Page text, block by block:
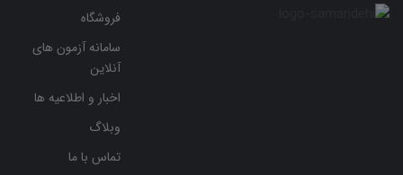
فروشگاه
سامانه آزمون های
آنلاین
اخبار و اطلاعیه ها
وبلاگ
تماس با ما